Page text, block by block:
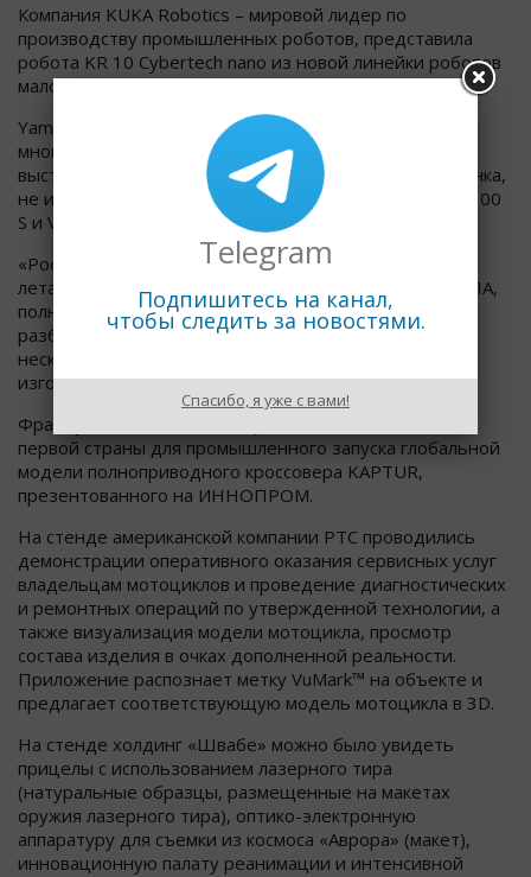
Компания KUKA Robotics – мировой лидер по
производству промышленных роботов, представила
робота KR 10 Cybertech nano из новой линейки роботов
малой грузоподъемности.
Yamazaki Mazak крупнейший в мире производитель
многоцелевых станков и обрабатывающих центров
выставила на своем стенде 2 функционирующих станка,
не имеющих аналогов в мире: QUICK TURN PRIMOS 100
S и VARIAXIS i-700.
«Ростех» представила посетителям беспилотный
летательный аппарат «Искра», первый российский БЛА,
полностью сделанный по технологии 3D-печати. Он
разбирается и собирается как конструктор из
нескольких частей за короткое время. Скорость
изготовления «Искры» - всего 1 день.
Французская «Renault» выбрала Россию в качестве
первой страны для промышленного запуска глобальной
модели полноприводного кроссовера KAPTUR,
презентованного на ИННОПРОМ.
На стенде американской компании РТС проводились
демонстрации оперативного оказания сервисных услуг
владельцам мотоциклов и проведение диагностических
и ремонтных операций по утвержденной технологии, а
также визуализация модели мотоцикла, просмотр
состава изделия в очках дополненной реальности.
Приложение распознает метку VuMark™ на объекте и
предлагает соответствующую модель мотоцикла в 3D.
На стенде холдинг «Швабе» можно было увидеть
прицелы с использованием лазерного тира
(натуральные образцы, размещенные на макетах
оружия лазерного тира), оптико-электронную
аппаратуру для съемки из космоса «Аврора» (макет),
инновационную палату реанимации и интенсивной
Telegram
Подпишитесь на канал,
чтобы следить за новостями.
Спасибо, я уже с вами!